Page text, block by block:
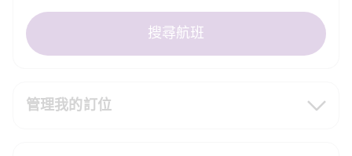
管理我的訂位
搜尋航班